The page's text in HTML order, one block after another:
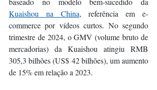
Kuaishou na China, referência em e-
commerce por vídeos curtos. No segundo
trimestre de 2024, o GMV (volume bruto de
mercadorias) da Kuaishou atingiu RMB
305,3 bilhões (US$ 42 bilhões), um aumento
de 15% em relação a 2023.